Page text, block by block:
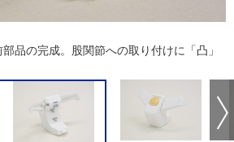
品の完成。股関節への取り付けに「凸」